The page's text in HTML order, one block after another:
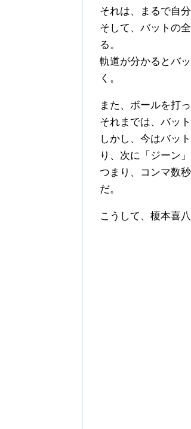
それは、まるで自
そして、バットの
る。
軌道が分かるとバ
く。
また、ボールを打
それまでは、バッ
しかし、今はバッ
り、次に「ジーン
つまり、コンマ数
だ。
こうして、榎本喜